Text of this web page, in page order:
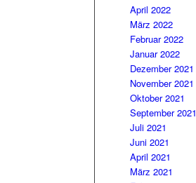
April 2022
März 2022
Februar 2022
Januar 2022
Dezember 2021
November 2021
Oktober 2021
September 2021
Juli 2021
Juni 2021
April 2021
März 2021